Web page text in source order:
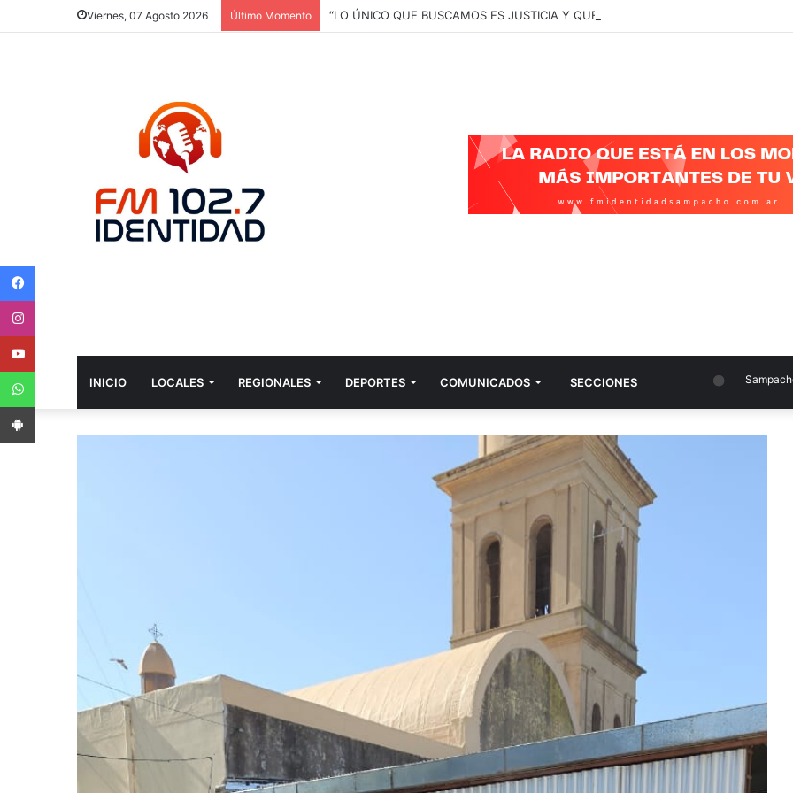
Viernes, 07 Agosto 2026 Último Momento “LO ÚNICO QUE BUSCAMOS ES JUSTICIA Y QUE SE CONOZCA LA VERDAD”
INICIO LOCALES REGIONALES DEPORTES COMUNICADOS SECCIONES Sampacho
App Android